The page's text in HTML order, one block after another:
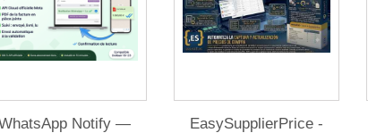
Notify —
EasySupplierPrice -